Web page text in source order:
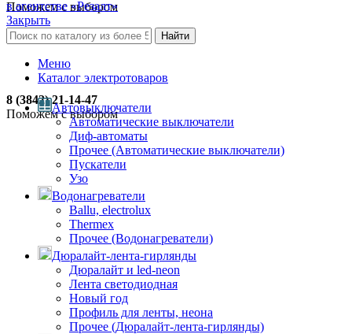
Поможем с выбором
8 (3842) 21-14-47
Поможем с выбором
в агентстве «Резалт»
Закрыть
Найти
Меню
Каталог электротоваров
Автовыключатели
Автоматические выключатели
Диф-автоматы
Прочее (Автоматические выключатели)
Пускатели
Узо
Водонагреватели
Ballu, electrolux
Thermex
Прочее (Водонагреватели)
Дюралайт-лента-гирлянды
Дюралайт и led-neon
Лента светодиодная
Новый год
Профиль для ленты, неона
Прочее (Дюралайт-лента-гирлянды)